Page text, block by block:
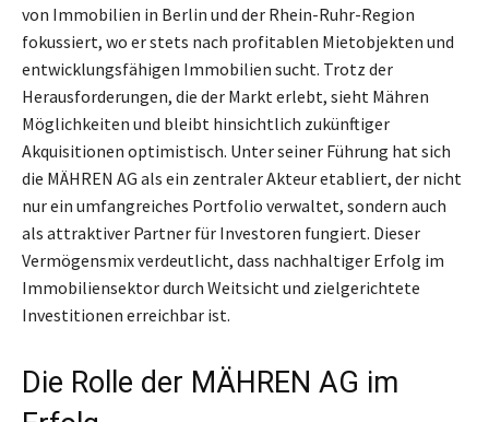
von Immobilien in Berlin und der Rhein-Ruhr-Region
fokussiert, wo er stets nach profitablen Mietobjekten und
entwicklungsfähigen Immobilien sucht. Trotz der
Herausforderungen, die der Markt erlebt, sieht Mähren
Möglichkeiten und bleibt hinsichtlich zukünftiger
Akquisitionen optimistisch. Unter seiner Führung hat sich
die MÄHREN AG als ein zentraler Akteur etabliert, der nicht
nur ein umfangreiches Portfolio verwaltet, sondern auch
als attraktiver Partner für Investoren fungiert. Dieser
Vermögensmix verdeutlicht, dass nachhaltiger Erfolg im
Immobiliensektor durch Weitsicht und zielgerichtete
Investitionen erreichbar ist.
Die Rolle der MÄHREN AG im